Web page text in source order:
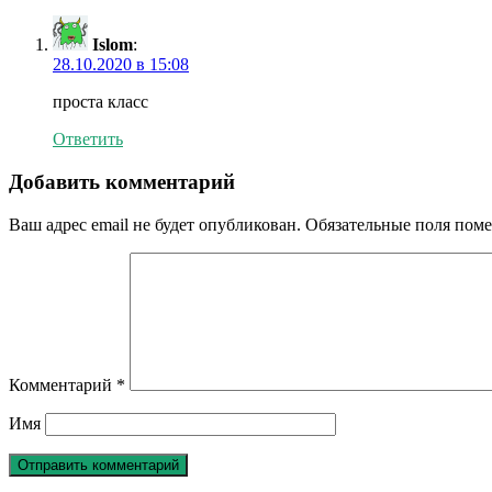
Islom:
28.10.2020 в 15:08
проста класс
Ответить
Добавить комментарий
Ваш адрес email не будет опубликован. Обязательные поля
Комментарий *
Имя